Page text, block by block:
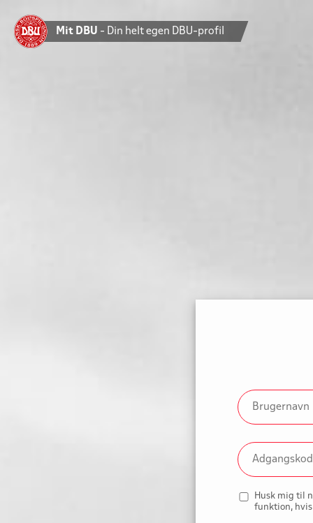
Mit DBU - Din helt egen DBU-profil
Husk mig til
funktion,